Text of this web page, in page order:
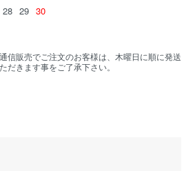
28 29 30
信販売でご注文のお客様は、木曜日に順に発送
だきます事をご了承下さい。